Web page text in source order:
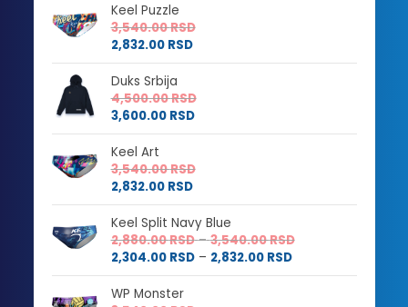
Keel Puzzle
3,540.00RSD
2,832.00 RSD
Duks Srbija
4,500.00RSD
3,600.00 RSD
Keel Art
3,540.00RSD
2,832.00 RSD
Keel Split Navy Blue
2,880.00RSD – 3,540.00RSDRaspon
od
2,304.00 RSD – 2,832.00 RSDRaspon
cena:
WP Monster